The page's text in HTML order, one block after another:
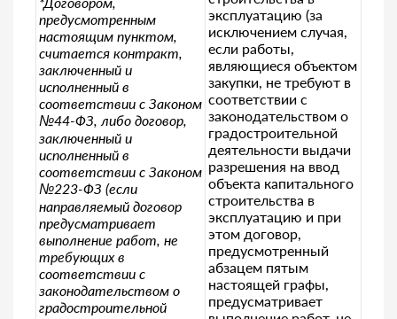
предусмотренным
настоящим пунктом,
считается контракт,
заключенный и
исполненный в
соответствии с Законом
№44-ФЗ, либо договор,
заключенный и
исполненный в
соответствии с Законом
№223-ФЗ (если
направляемый договор
предусматривает
выполнение работ, не
требующих в
соответствии с
законодательством о
градостроительной
эксплуатацию (за
исключением случая,
если работы,
являющиеся объектом
закупки, не требуют в
соответствии с
законодательством о
градостроительной
деятельности выдачи
разрешения на ввод
объекта капитального
строительства в
эксплуатацию и при
этом договор,
предусмотренный
абзацем пятым
настоящей графы,
предусматривает